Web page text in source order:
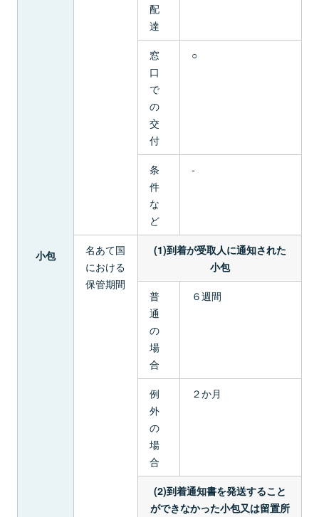
小包
配
達
窓
口
で
の
交
付
○
条
件
な
ど
-
名あて国
における
保管期間
(1)到着が受取人に通知された
小包
普
通
の
場
合
６週間
例
外
の
場
合
２か月
(2)到着通知書を発送すること
ができなかった小包又は留置所